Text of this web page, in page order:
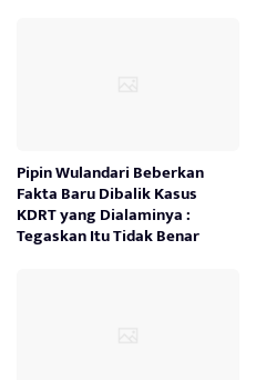
Pipin Wulandari Beberkan
Fakta Baru Dibalik Kasus
KDRT yang Dialaminya :
Tegaskan Itu Tidak Benar